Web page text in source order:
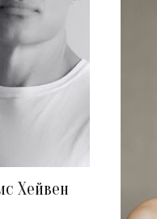
Хейвен